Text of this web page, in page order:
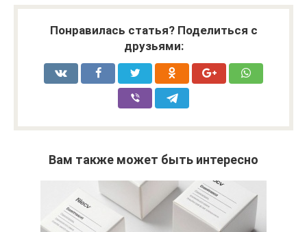
Понравилась статья? Поделиться с
друзьями:
Вам также может быть интересно